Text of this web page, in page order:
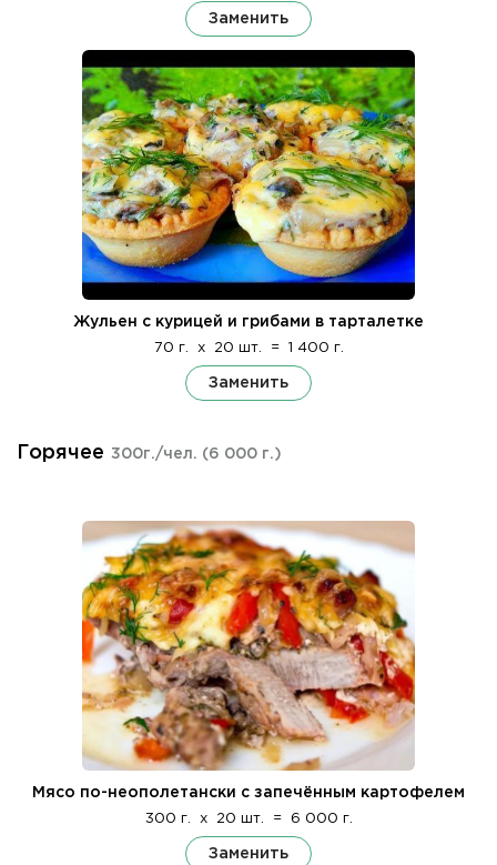
Заменить
Жульен с курицей и грибами в тарталетке
70 г. x 20 шт. = 1 400 г.
Заменить
Горячее 300г./чел. (6 000 г.)
Мясо по-неополетански с запечённым картофелем
300 г. x 20 шт. = 6 000 г.
Заменить